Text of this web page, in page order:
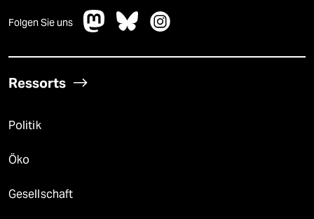
Folgen Sie uns
Ressorts
Politik
Öko
Gesellschaft